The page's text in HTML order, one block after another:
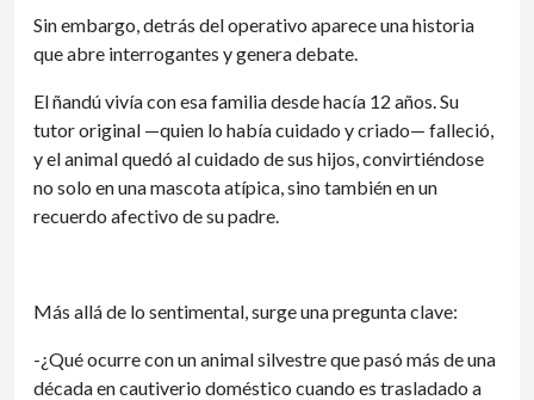
Sin embargo, detrás del operativo aparece una historia
que abre interrogantes y genera debate.
El ñandú vivía con esa familia desde hacía 12 años. Su
tutor original —quien lo había cuidado y criado— falleció,
y el animal quedó al cuidado de sus hijos, convirtiéndose
no solo en una mascota atípica, sino también en un
recuerdo afectivo de su padre.
Más allá de lo sentimental, surge una pregunta clave:
-¿Qué ocurre con un animal silvestre que pasó más de una
década en cautiverio doméstico cuando es trasladado a